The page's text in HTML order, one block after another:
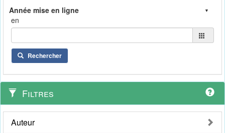
en
Rechercher
Filtres
Auteur